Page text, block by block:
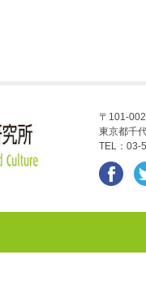
〒101-
東京都千
TEL：